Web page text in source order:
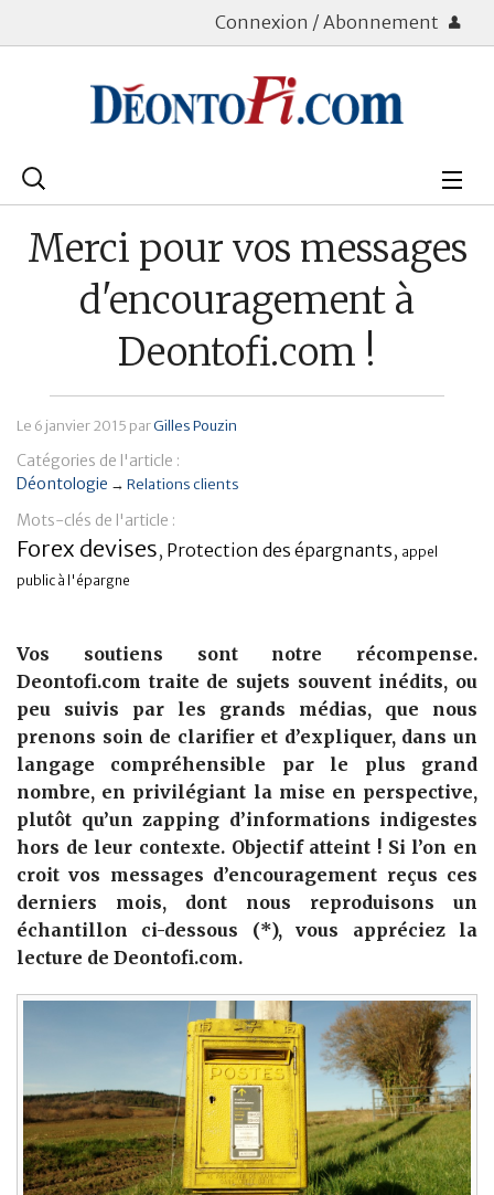
Connexion / Abonnement
Rechercher
Patrimoine
Immobilier
Banque
Merci pour vos messages
d'encouragement à
Deontofi.com !
Le 6 janvier 2015 parGilles Pouzin
Catégories de l'article :
Déontologie → Relations clients
Mots-clés de l'article :
Forex devises, Protection des épargnants, appel
public à l'épargne
Vos soutiens sont notre récompense.
Deontofi.com traite de sujets souvent inédits, ou
peu suivis par les grands médias, que nous
prenons soin de clarifier et d’expliquer, dans un
langage compréhensible par le plus grand
nombre, en privilégiant la mise en perspective,
plutôt qu’un zapping d’informations indigestes
hors de leur contexte. Objectif atteint ! Si l’on en
croit vos messages d’encouragement reçus ces
derniers mois, dont nous reproduisons un
échantillon ci-dessous (*), vous appréciez la
lecture de Deontofi.com.